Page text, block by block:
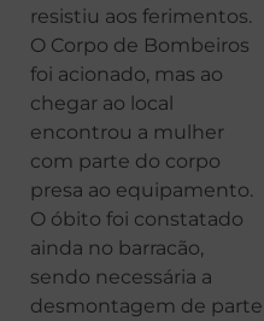
resistiu aos ferimentos.
O Corpo de Bombeiros
foi acionado, mas ao
chegar ao local
encontrou a mulher
com parte do corpo
presa ao equipamento.
O óbito foi constatado
ainda no barracão,
sendo necessária a
desmontagem de parte